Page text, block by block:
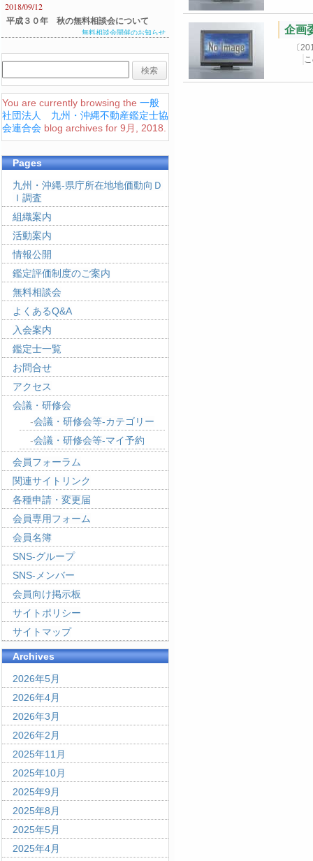
企画
〔
2018/09/12
平成３０年 秋の無料相談会について
無料相談会開催のお知らせ
You are currently browsing the 一般
社団法人 九州・沖縄不動産鑑定士協
会連合会 blog archives for 9月, 2018.
Pages
九州・沖縄-県庁所在地地価動向Ｄ
Ｉ調査
組織案内
活動案内
情報公開
鑑定評価制度のご案内
無料相談会
よくあるQ&A
入会案内
鑑定士一覧
お問合せ
アクセス
会議・研修会
会議・研修会等-カテゴリー
会議・研修会等-マイ予約
会員フォーラム
関連サイトリンク
各種申請・変更届
会員専用フォーム
会員名簿
SNS-グループ
SNS-メンバー
会員向け掲示板
サイトポリシー
サイトマップ
Archives
2026年5月
2026年4月
2026年3月
2026年2月
2025年11月
2025年10月
2025年9月
2025年8月
2025年5月
2025年4月